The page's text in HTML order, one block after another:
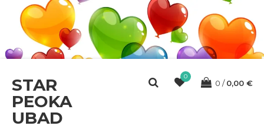
STAR
PEOKA
UBAD
0
0 0,00 €